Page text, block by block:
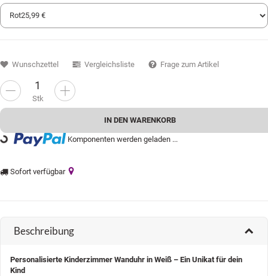
Stk
IN DEN WARENKORB
Komponenten werden geladen ...
Sofort verfügbar
Wunschzettel Vergleichsliste Frage zum Artikel
Beschreibung
Personalisierte Kinderzimmer Wanduhr in Weiß – Ein Unikat für dein
Kind